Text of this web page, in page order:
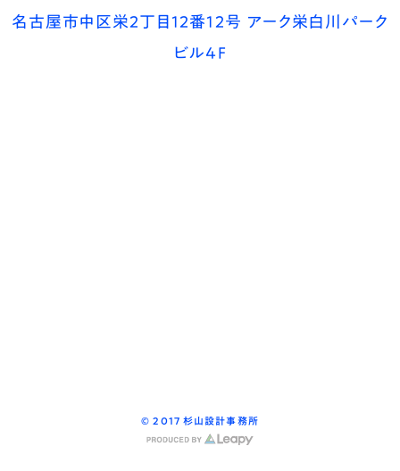
名古屋市中区栄2丁目12番12号 アーク栄白川パーク
ビル4F
© 2017 杉山設計事務所